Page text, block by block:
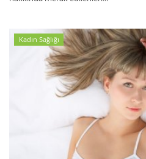
Kadın Sağlığı